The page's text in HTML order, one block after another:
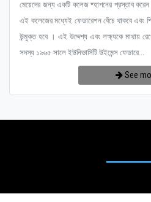
মেয়েদের জন্য একটি কলেজ ষ্হাপনের প্রস্তাব
এই কলেজের মধ্যেই ফেডারেশন বেঁচে থাকবে এবং
উন্মুক্ত হবে । এই উদ্দেশ্য এবং লক্ষ্যকে মাথায়
সদস্য ১৯৬৫ সালে ইউনিভার্সিটি উইমেন্স ফেডারে...
See